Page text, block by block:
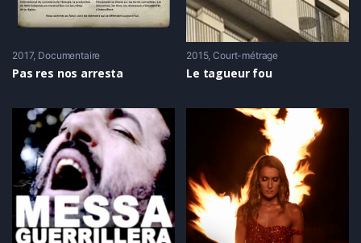
2017 Documentaire
Pas res nos arresta
2015 Court-métrage
Le tagueur fou